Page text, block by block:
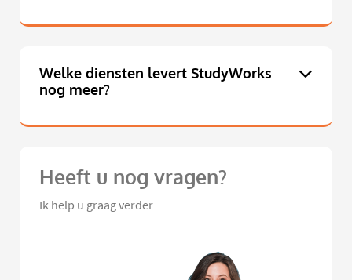
Welke diensten levert StudyWorks
nog meer?
Heeft u nog vragen?
Ik help u graag verder